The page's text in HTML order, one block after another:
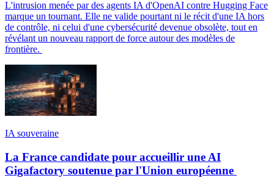
L'intrusion menée par des agents IA d'OpenAI contre Hugging Face
marque un tournant. Elle ne valide pourtant ni le récit d'une IA hors
de contrôle, ni celui d'une cybersécurité devenue obsolète, tout en
révélant un nouveau rapport de force autour des modèles de
frontière.
IA souveraine
La France candidate pour accueillir une AI
Gigafactory soutenue par l'Union européenne